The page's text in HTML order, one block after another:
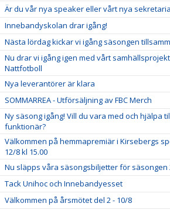
Är du vår nya speaker eller vårt nya
Innebandyskolan drar igång!
Nästa lördag kickar vi igång säsongen
Nu drar vi igång igen med vårt samhällsprojekt,
Nattfotboll
Nya leverantörer är klara
SOMMARREA - Utförsäljning av FBC Merch
Ny säsong igång! Vill du vara med och hjälpa
funktionär?
Välkommen på hemmapremiär i Kirsebergs
12/8 kl 15.00
Nu släpps våra säsongsbiljetter för säsongen
Tack Unihoc och Innebandyesset
Välkommen på årsmötet del 2 - 10/8